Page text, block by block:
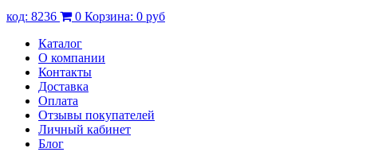
код: 8236 0 Корзина: 0 руб
Каталог
О компании
Контакты
Доставка
Оплата
Отзывы покупателей
Личный кабинет
Блог